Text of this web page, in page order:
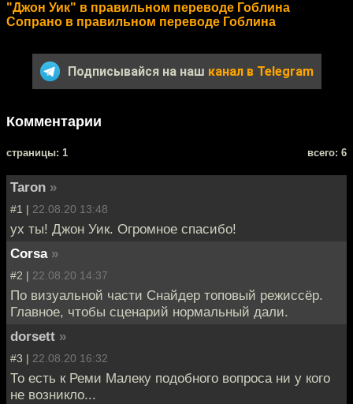
"Джон Уик" в правильном переводе Гоблина
Сопрано в правильном переводе Гоблина
Подписывайся на наш канал в Telegram
Комментарии
cтраницы: 1 всего: 6
Taron »
#1 | 22.08.20 13:48
ух ты! Джон Уик. Огромное спасибо!
Corsa »
#2 | 22.08.20 14:37
По визуальной части Снайдер топовый режиссёр.
Главное, чтобы сценарий нормальный дали.
dorsett »
#3 | 22.08.20 16:32
То есть к Реми Малеку подобного вопроса ни у кого
не возникло...